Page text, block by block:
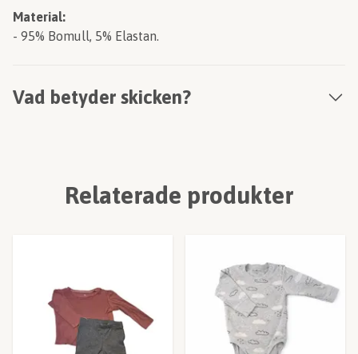
Material:
- 95% Bomull, 5% Elastan.
Vad betyder skicken?
Relaterade produkter